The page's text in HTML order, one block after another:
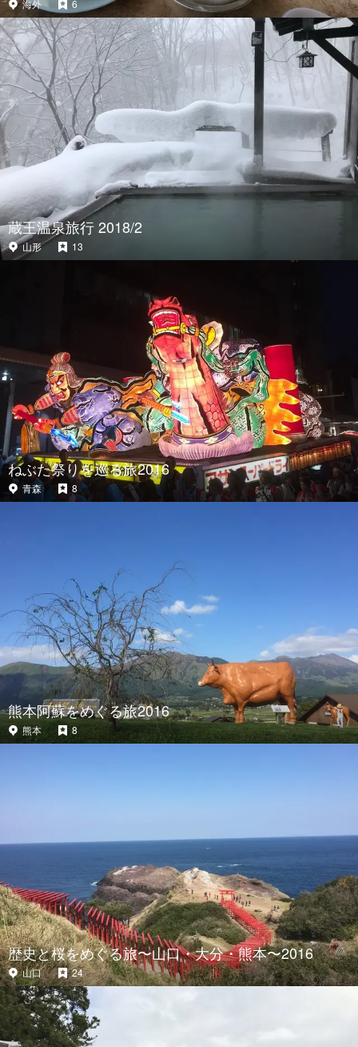
海外 6
蔵王温泉旅行 2018/2
山形 13
ねぶた祭りを巡る旅2016
青森 8
熊本阿蘇をめぐる旅2016
熊本 8
歴史と桜をめぐる旅〜山口・大分・熊本〜2016
山口 24